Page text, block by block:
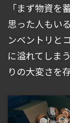
「まず物資を
思った人もい
ンベントリと
に溢れてしま
りの大変さを